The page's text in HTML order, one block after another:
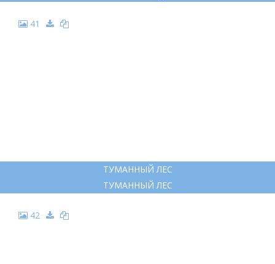
41
ТУМАННЫЙ ЛЕС
ТУМАННЫЙ ЛЕС
42